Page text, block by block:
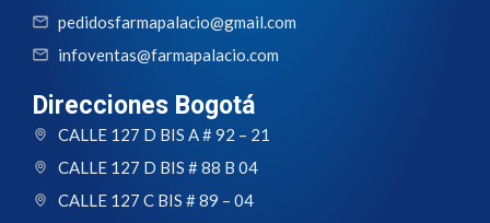
pedidosfarmapalacio@gmail.com
infoventas@farmapalacio.com
Direcciones Bogotá
CALLE 127 D BIS A # 92 – 21
CALLE 127 D BIS # 88 B 04
CALLE 127 C BIS # 89 – 04